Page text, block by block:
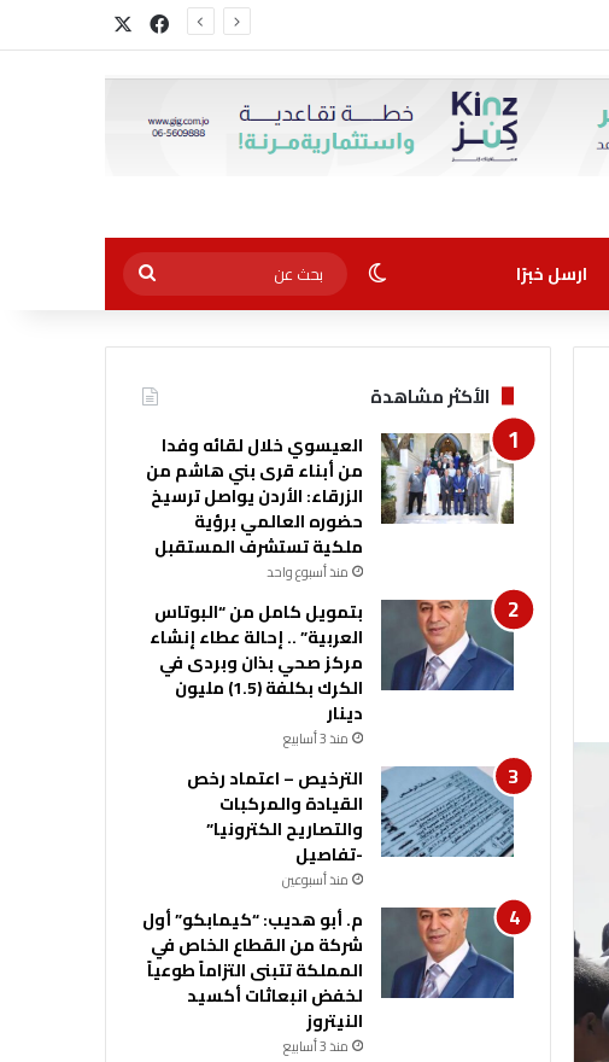
فيسبوك
ارسل خبرًا الوضع المظلم
بحث
عن
الأكثر مشاهدة
العيسوي خلال لقائه وفدا
من أبناء قرى بني هاشم من
الزرقاء: الأردن يواصل ترسيخ
حضوره العالمي برؤية
ملكية تستشرف المستقبل
منذ أسبوع واحد
بتمويل كامل من “البوتاس
العربية” .. إحالة عطاء إنشاء
مركز صحي بذان وبردى في
الكرك بكلفة (1.5) مليون
دينار
منذ 3 أسابيع
الترخيص – اعتماد رخص
القيادة والمركبات
والتصاريح الكترونيا”
-تفاصيل
منذ أسبوعين
م. أبو هديب: “كيمابكو” أول
شركة من القطاع الخاص في
المملكة تتبنى التزاماً طوعياً
لخفض انبعاثات أكسيد
النيتروز
منذ 3 أسابيع